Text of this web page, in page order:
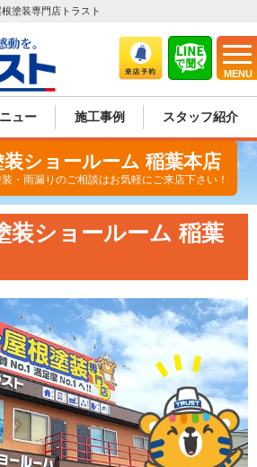
MENU
塗装専門店トラスト
ュー 施工事例 スタッフ紹介
ショールーム 稲葉本店
・雨漏りのご相談はお気軽にご来店下さい！
装ショールーム 稲葉